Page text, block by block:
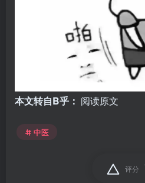
本文转自B乎： 阅读原文
中医
评分